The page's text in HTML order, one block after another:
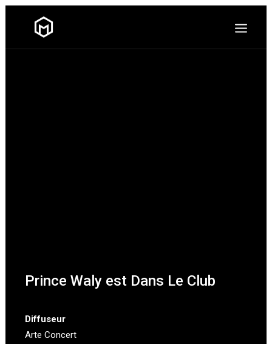
Prince Waly est Dans Le Club
Diffuseur
Arte Concert